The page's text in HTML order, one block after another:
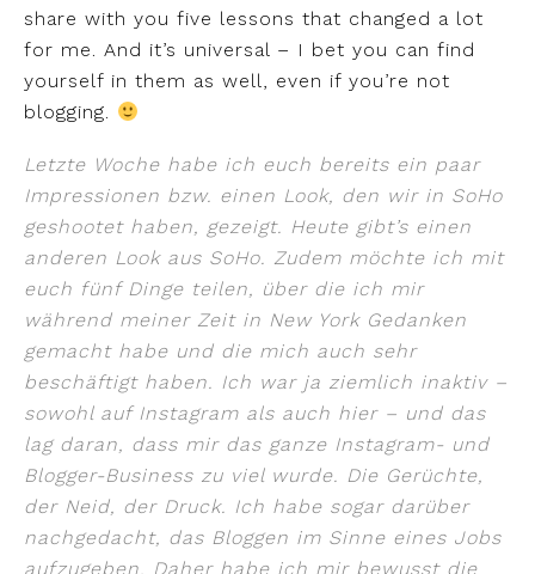
share with you five lessons that changed a lot
for me. And it’s universal – I bet you can find
yourself in them as well, even if you’re not
blogging.
Letzte Woche habe ich euch bereits ein paar
Impressionen bzw. einen Look, den wir in SoHo
geshootet haben, gezeigt. Heute gibt’s einen
anderen Look aus SoHo. Zudem möchte ich mit
euch fünf Dinge teilen, über die ich mir
während meiner Zeit in New York Gedanken
gemacht habe und die mich auch sehr
beschäftigt haben. Ich war ja ziemlich inaktiv –
sowohl auf Instagram als auch hier – und das
lag daran, dass mir das ganze Instagram- und
Blogger-Business zu viel wurde. Die Gerüchte,
der Neid, der Druck. Ich habe sogar darüber
nachgedacht, das Bloggen im Sinne eines Jobs
aufzugeben. Daher habe ich mir bewusst die